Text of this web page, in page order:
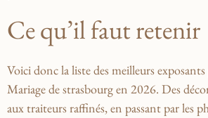
Ce qu’il faut retenir
Voici donc la⁣ liste des meilleurs
Mariage de ⁣strasbourg en 2026. Des
⁢auxtraiteursraffinés, en ‍passant par les